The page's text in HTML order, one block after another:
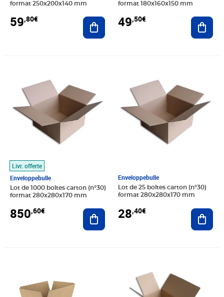
format 250x200x140 mm
59,80€ Ajouter au panier
format 180x160x150 mm
49,50€
Livr. offerte
Enveloppebulle
Lot de 1000 boîtes carton (n°30)
format 280x280x170 mm
850,60€ Ajouter au panier
Enveloppebulle
Lot de 25 boîtes carton (n°30)
format 280x280x170 mm
28,40€